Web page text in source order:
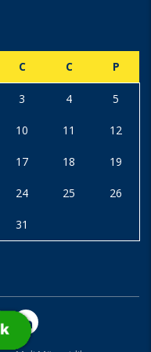
C C P
3 4 5
10 11 12
17 18 19
24 25 26
31